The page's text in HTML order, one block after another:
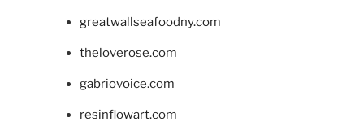
greatwallseafoodny.com
theloverose.com
gabriovoice.com
resinflowart.com